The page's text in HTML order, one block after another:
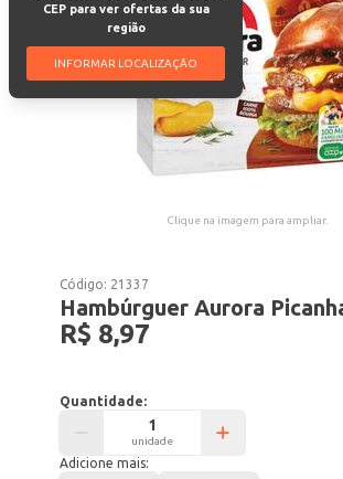
CEP para ver ofertas da sua
região
INFORMAR LOCALIZAÇÃO
Clique na imagem para ampliar.
Código: 21337
Hambúrguer Aurora
R$ 8,97
Quantidade:
unidade
Adicione mais: